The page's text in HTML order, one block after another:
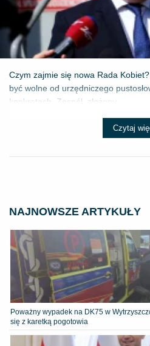
Czym zajmie się nowa Rada
być wolne od urzędniczego
konkretach. Zespół, złożony...
Czytaj
NAJNOWSZE ARTYKUŁY
Poważny wypadek na DK75 w
się z karetką pogotowia